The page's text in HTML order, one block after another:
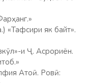
«Тафсири як байт».
и Ҷ. Асрориён.
Атоӣ. Ровӣ: